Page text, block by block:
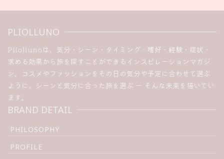
PLIOLLUNO
Pliollunoは、気分・シーン・タイミング・嗜好・経験・症状・
求める効果から旅を探すことができるインスピレーションマガジ
ン。コスメやファッションをその日の気分や予定に合わせて選ぶ
ように、シーンと気分に合った旅を選ぶ ー そんな未来を描いてい
ます。
BRAND DETAIL
PHILOSOPHY
PROFILE